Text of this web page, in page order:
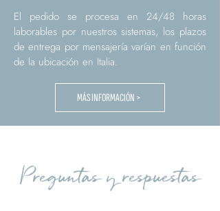
El pedido se procesa en 24/48 horas
laborables por nuestros sistemas, los plazos
de entrega por mensajería varían en función
de la ubicación en Italia.
MÁS INFORMACIÓN >
Preguntas y respuestas